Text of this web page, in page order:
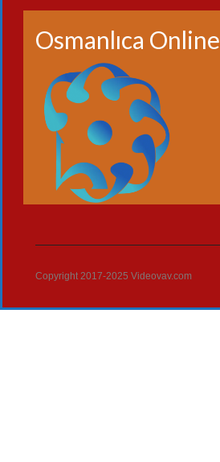
Osmanlıca Online
Copyright 2017-2025 Videovav.com